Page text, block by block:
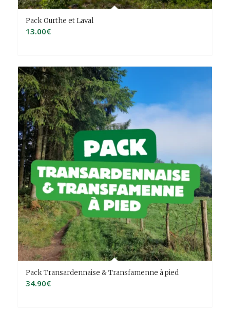
Pack Ourthe et Laval
13.00€
Pack Transardennaise & Transfamenne à pied
34.90€